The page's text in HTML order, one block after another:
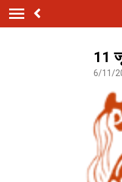
11
6/11/